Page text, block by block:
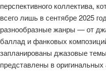
перспективного коллектива,
всего лишь в сентябре 2025
разнообразные жанры — от
баллад и фанковых
запланированы джазовые
представлены в оригинальных